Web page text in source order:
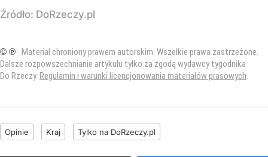
Źródło: DoRzeczy.pl
© ℗ Materiał chroniony prawem autorskim. Wszelkie prawa zastrzeżone.
Dalsze rozpowszechnianie artykułu tylko za zgodą wydawcy tygodnika
Do Rzeczy. Regulamin i warunki licencjonowania materiałów prasowych.
Opinie Kraj Tylko na DoRzeczy.pl